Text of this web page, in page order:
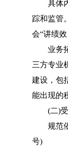
具体内
踪和监管
会“讲绩
业务拓
三方专业
建设，包
能出现的
(二)受
规范依
号)